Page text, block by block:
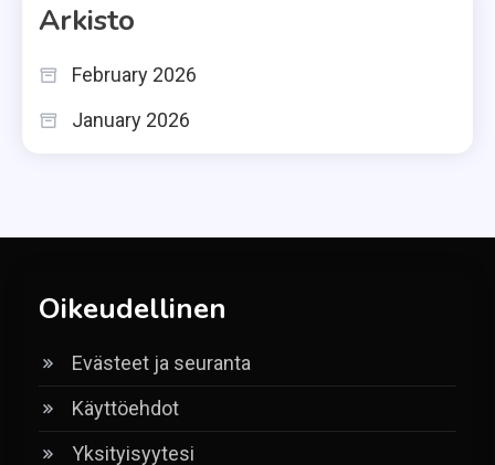
Arkisto
February 2026
January 2026
Oikeudellinen
Evästeet ja seuranta
Käyttöehdot
Yksityisyytesi